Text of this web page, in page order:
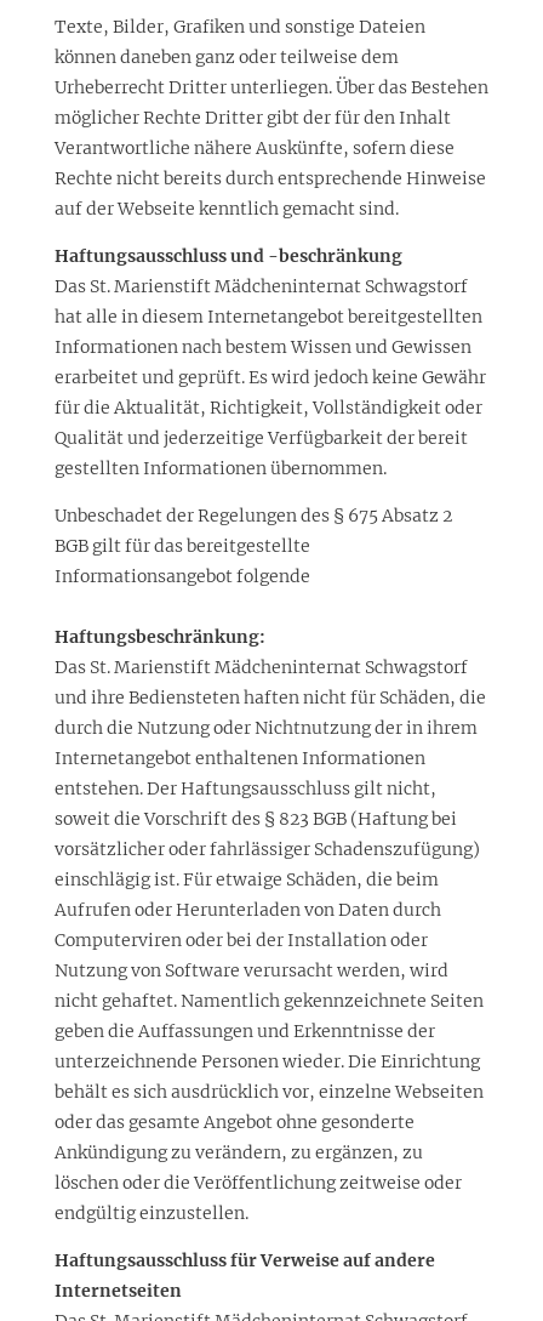
Texte, Bilder, Grafiken und sonstige Dateien
können daneben ganz oder teilweise dem
Urheberrecht Dritter unterliegen. Über das Bestehen
möglicher Rechte Dritter gibt der für den Inhalt
Verantwortliche nähere Auskünfte, sofern diese
Rechte nicht bereits durch entsprechende Hinweise
auf der Webseite kenntlich gemacht sind.
Haftungsausschluss und -beschränkung
Das St. Marienstift Mädcheninternat Schwagstorf
hat alle in diesem Internetangebot bereitgestellten
Informationen nach bestem Wissen und Gewissen
erarbeitet und geprüft. Es wird jedoch keine Gewähr
für die Aktualität, Richtigkeit, Vollständigkeit oder
Qualität und jederzeitige Verfügbarkeit der bereit
gestellten Informationen übernommen.
Unbeschadet der Regelungen des § 675 Absatz 2
BGB gilt für das bereitgestellte
Informationsangebot folgende
Haftungsbeschränkung:
Das St. Marienstift Mädcheninternat Schwagstorf
und ihre Bediensteten haften nicht für Schäden, die
durch die Nutzung oder Nichtnutzung der in ihrem
Internetangebot enthaltenen Informationen
entstehen. Der Haftungsausschluss gilt nicht,
soweit die Vorschrift des § 823 BGB (Haftung bei
vorsätzlicher oder fahrlässiger Schadenszufügung)
einschlägig ist. Für etwaige Schäden, die beim
Aufrufen oder Herunterladen von Daten durch
Computerviren oder bei der Installation oder
Nutzung von Software verursacht werden, wird
nicht gehaftet. Namentlich gekennzeichnete Seiten
geben die Auffassungen und Erkenntnisse der
unterzeichnende Personen wieder. Die Einrichtung
behält es sich ausdrücklich vor, einzelne Webseiten
oder das gesamte Angebot ohne gesonderte
Ankündigung zu verändern, zu ergänzen, zu
löschen oder die Veröffentlichung zeitweise oder
endgültig einzustellen.
Haftungsausschluss für Verweise auf andere
Internetseiten